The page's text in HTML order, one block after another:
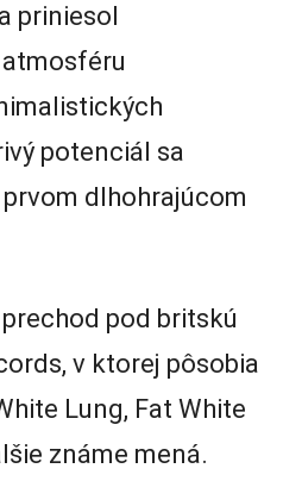
priniesol
potenciál sa
dlhohrajúcom
pod britskú
v ktorej pôsobia
Lung, Fat White
známe mená.